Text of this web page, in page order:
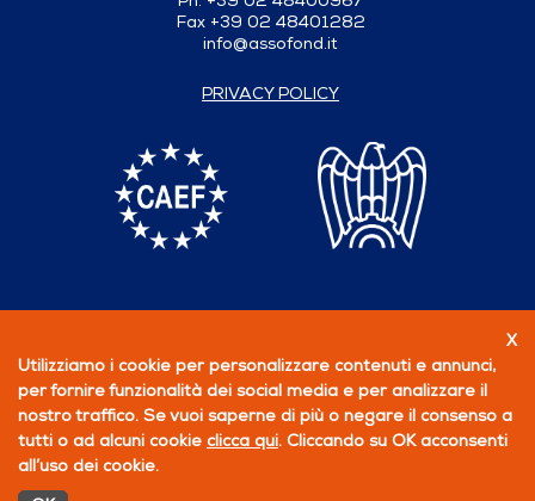
Fax +39 02 48401282
info@assofond.it
PRIVACY POLICY
BECOME A MEMBER
X
Utilizziamo i cookie per personalizzare contenuti e annunci,
per fornire funzionalità dei social media e per analizzare il
nostro traffico. Se vuoi saperne di più o negare il consenso a
tutti o ad alcuni cookie clicca qui. Cliccando su OK acconsenti
all’uso dei cookie.